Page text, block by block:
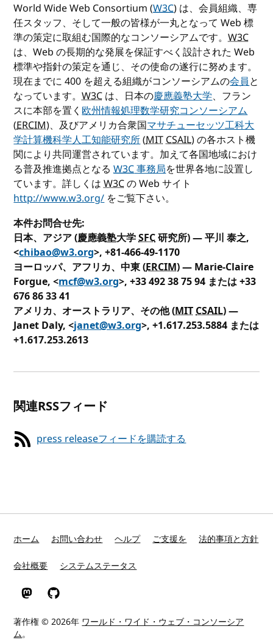
World Wide Web Consortium (W3C) は、会員組織、専
任スタッフ、そして一般の皆様が一丸となって Web 標
準の策定に取組む国際的なコンソーシアムです。W3C
は、Web の長期的な発展を保証すべく設計された Web
標準や指針の策定を通じ、その使命の遂行に努めます。
現在までに 400 を超える組織がコンソーシアムの会員と
なっています。W3C は、日本の慶應義塾大学、フラン
スに本部を置く欧州情報処理数学研究コンソーシアム
(ERCIM)、及びアメリカ合衆国マサチューセッツ工科大
学計算機科学人工知能研究所(MITCSAIL) の各ホスト機
関により共同運営されています。加えて各国地域におけ
る普及推進拠点となるW3C事務局を世界各地に設置し
ています。詳しくはW3Cの Web サイト
http://www.w3.org/をご覧下さい。
本件お問合せ先:
日本、アジア(慶應義塾大学SFC研究所) — 平川 泰之,
<chibao@w3.org>, +81-466-49-1170
ヨーロッパ、アフリカ、中東(ERCIM) — Marie-Claire
Forgue, <mcf@w3.org>, +33 492 38 75 94 または +33
676 86 33 41
アメリカ、オーストラリア、その他(MIT CSAIL) —
Janet Daly, <janet@w3.org>, +1.617.253.5884 または
+1.617.253.2613
関連RSSフィード
press releaseフィードを購読する
ホーム お問い合わせ ヘルプ ご支援を 法的事項と方針
会社概要 システムステータス
MastodonGitHub
著作権 © 2026年 ワールド・ワイド・ウェブ・コンソーシア
ム。